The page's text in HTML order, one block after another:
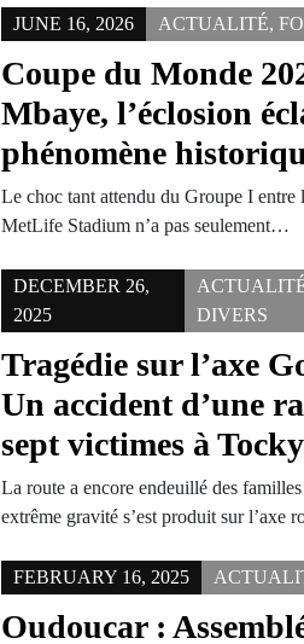
JUNE 16, 2026 ACTUALITÉ,
Coupe du Monde
Mbaye, l’éclosion
phénomène
Le choc tant attendu du Groupe I entre
MetLife Stadium n’a pas seulement…
DECEMBER 26,
2025
DIVERS
Tragédie sur l’axe
Un accident d’une
sept victimes à
La route a encore endeuillé des
extrême gravité s’est produit sur l’axe
FEBRUARY 16, 2025
Oudoucar :